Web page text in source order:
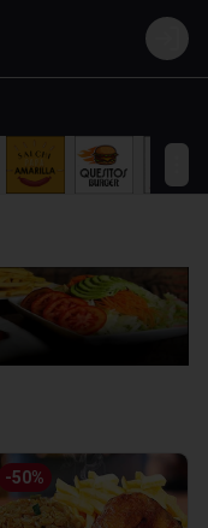
Login
-50%